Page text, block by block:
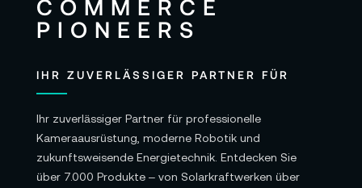
IHR ZUVERLÄSSIGER PARTNER FÜR
Ihr zuverlässiger Partner für professionelle
Kameraausrüstung, moderne Robotik und
zukunftsweisende Energietechnik. Entdecken Sie
über 7.000 Produkte – von Solarkraftwerken über